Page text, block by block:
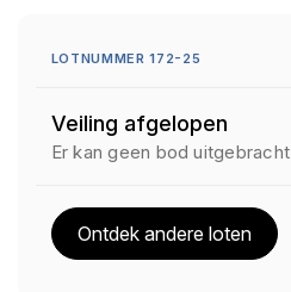
LOTNUMMER 172-25
Veiling afgelopen
Er kan geen bod
Ontdek andere loten